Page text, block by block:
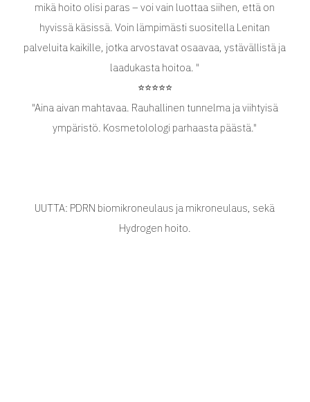
mikä hoito olisi paras – voi vain luottaa siihen, että on
hyvissä käsissä. Voin lämpimästi suositella Lenitan
palveluita kaikille, jotka arvostavat osaavaa, ystävällistä ja
laadukasta hoitoa. "
⭐️⭐️⭐️⭐️⭐️
"Aina aivan mahtavaa. Rauhallinen tunnelma ja viihtyisä
ympäristö. Kosmetolologi parhaasta päästä."
UUTTA: PDRN biomikroneulaus ja mikroneulaus, sekä
Hydrogen hoito.